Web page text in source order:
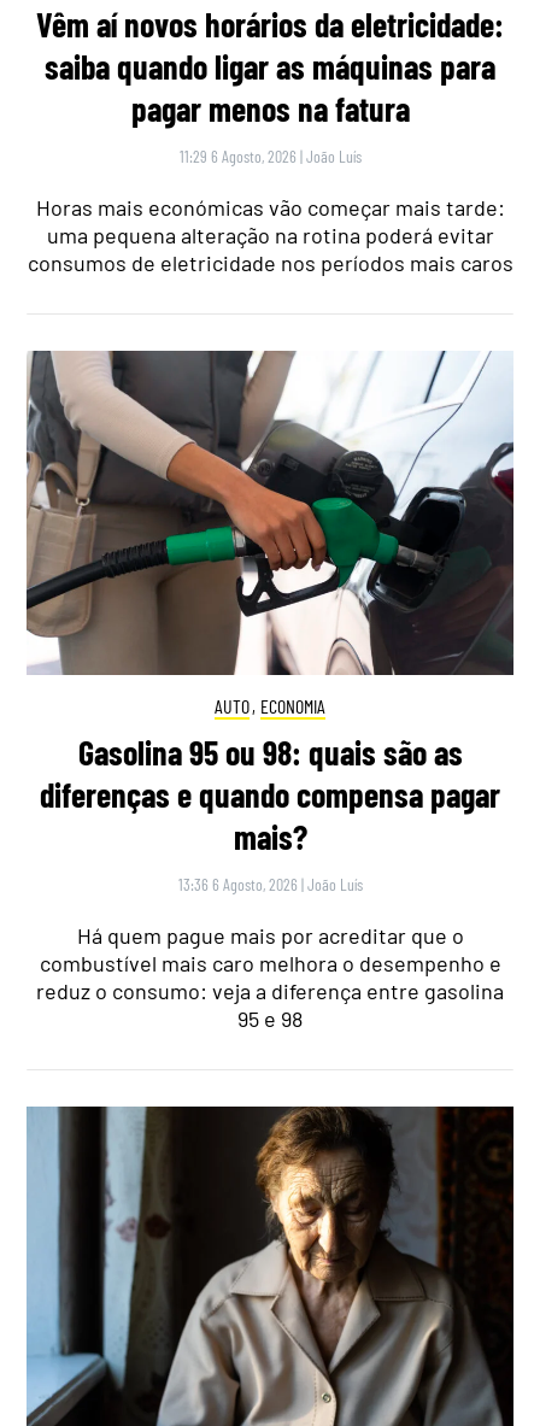
Vêm aí novos horários da eletricidade:
saiba quando ligar as máquinas para
pagar menos na fatura
11:29 6 Agosto, 2026 |João Luís
Horas mais económicas vão começar mais tarde:
uma pequena alteração na rotina poderá evitar
consumos de eletricidade nos períodos mais caros
AUTO, ECONOMIA
Gasolina 95 ou 98: quais são as
diferenças e quando compensa pagar
mais?
13:36 6 Agosto, 2026 |João Luís
Há quem pague mais por acreditar que o
combustível mais caro melhora o desempenho e
reduz o consumo: veja a diferença entre gasolina
95 e 98